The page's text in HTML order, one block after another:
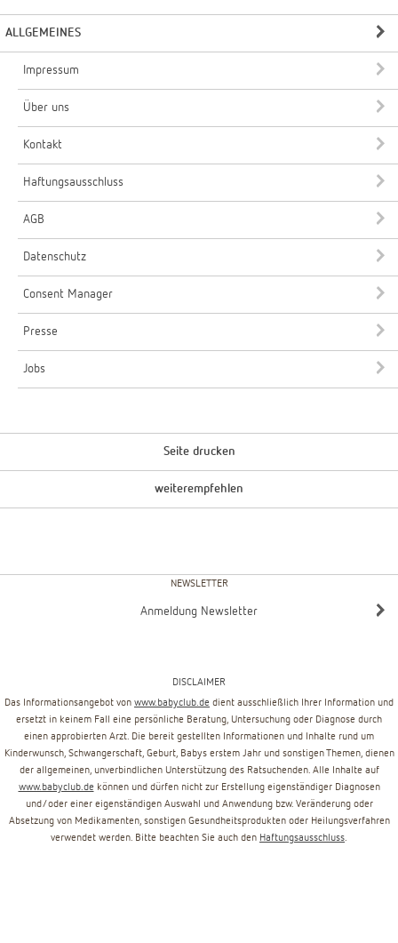
ALLGEMEINES
Impressum
Über uns
Kontakt
Haftungsausschluss
AGB
Datenschutz
Consent Manager
Presse
Jobs
Seite drucken
weiterempfehlen
NEWSLETTER
Anmeldung Newsletter
DISCLAIMER
Das Informationsangebot von www.babyclub.de dient ausschließlich Ihrer Information und
ersetzt in keinem Fall eine persönliche Beratung, Untersuchung oder Diagnose durch
einen approbierten Arzt. Die bereit gestellten Informationen und Inhalte rund um
Kinderwunsch, Schwangerschaft, Geburt, Babys erstem Jahr und sonstigen Themen, dienen
der allgemeinen, unverbindlichen Unterstützung des Ratsuchenden. Alle Inhalte auf
www.babyclub.de können und dürfen nicht zur Erstellung eigenständiger Diagnosen
und/oder einer eigenständigen Auswahl und Anwendung bzw. Veränderung oder
Absetzung von Medikamenten, sonstigen Gesundheitsprodukten oder Heilungsverfahren
verwendet werden. Bitte beachten Sie auch den Haftungsausschluss.